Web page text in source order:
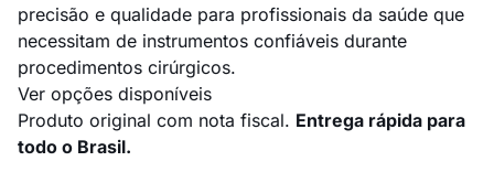
precisão e qualidade para profissionais da saúde que
necessitam de instrumentos confiáveis durante
procedimentos cirúrgicos.
Ver opções disponíveis
Produto original com nota fiscal. Entrega rápida para
todo o Brasil.